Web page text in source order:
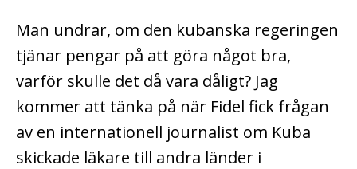
Man undrar, om den kubanska regeringen
tjänar pengar på att göra något bra,
varför skulle det då vara dåligt? Jag
kommer att tänka på när Fidel fick frågan
av en internationell journalist om Kuba
skickade läkare till andra länder i